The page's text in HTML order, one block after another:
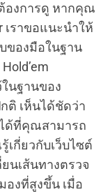
องการดู หากคุณ
เราขอแนะนำให้
ของมือในฐาน
นฐานของ
ติ เห็นได้ชัดว่า
ด้ที่คุณสามารถ
เกี่ยวกับเว็บไซต์
นเส้นทางตรวจ
งที่สูงขึ้น เมื่อ